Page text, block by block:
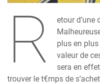
R
etour d’une
plus en
valeur de
sera en
trouver le t€mps de